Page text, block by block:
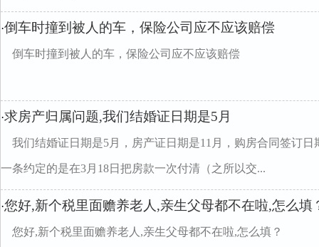
·倒车时撞到被人的车，保险公司应不应该赔偿
倒车时撞到被人的车，保险公司应不应该赔偿
·求房产归属问题,我们结婚证日期是5月
我们结婚证日期是5月，房产证日期是11月，购房合同签订
一条约定的是在3月18日把房款一次付清（之所以交...
·您好,新个税里面赡养老人,亲生父母都不在啦,怎么填
您好,新个税里面赡养老人,亲生父母都不在啦,怎么填？